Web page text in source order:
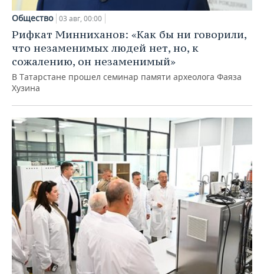
Общество 03 авг, 00:00
Рифкат Минниханов: «Как бы ни говорили,
что незаменимых людей нет, но, к
сожалению, он незаменимый»
В Татарстане прошел семинар памяти археолога Фаяза
Хузина